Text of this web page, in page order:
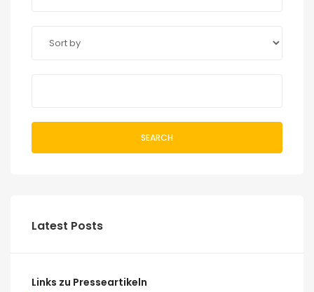
SEARCH
Latest Posts
Links zu Presseartikeln